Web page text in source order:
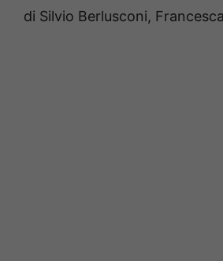
di Silvio Berlusconi,